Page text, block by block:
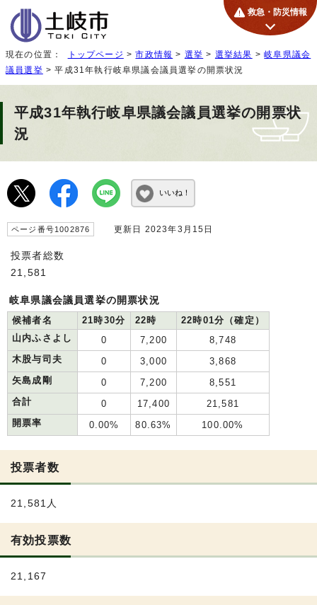
救急・防災情報
現在の位置： トップページ >市政情報 > 選挙 > 選挙結果 >岐阜県議会
議員選挙 > 平成31年執行岐阜県議会議員選挙の開票状況
平成31年執行岐阜県議会議員選挙の開票状
況
いいね！
ページ番号1002876 更新日 2023年3月15日
投票者総数
21,581
岐阜県議会議員選挙の開票状況
候補者名
21時30分 22時
22時01分（確定）
山内ふさよし
0 7,200
8,748
木股与司夫
0 3,000
3,868
矢島成剛
0 7,200
8,551
合計
0 17,400
21,581
開票率
0.00% 80.63% 100.00%
投票者数
21,581人
有効投票数
21,167